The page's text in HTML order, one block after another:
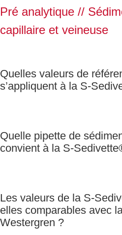
Pré analytique //
capillaire et veineuse
Quelles valeurs de
s’appliquent à la S-
Quelle pipette de
convient à la S-
Les valeurs de la S-
elles comparables avec
Westergren ?